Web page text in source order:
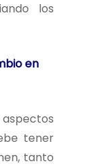
los
en
tener
tanto